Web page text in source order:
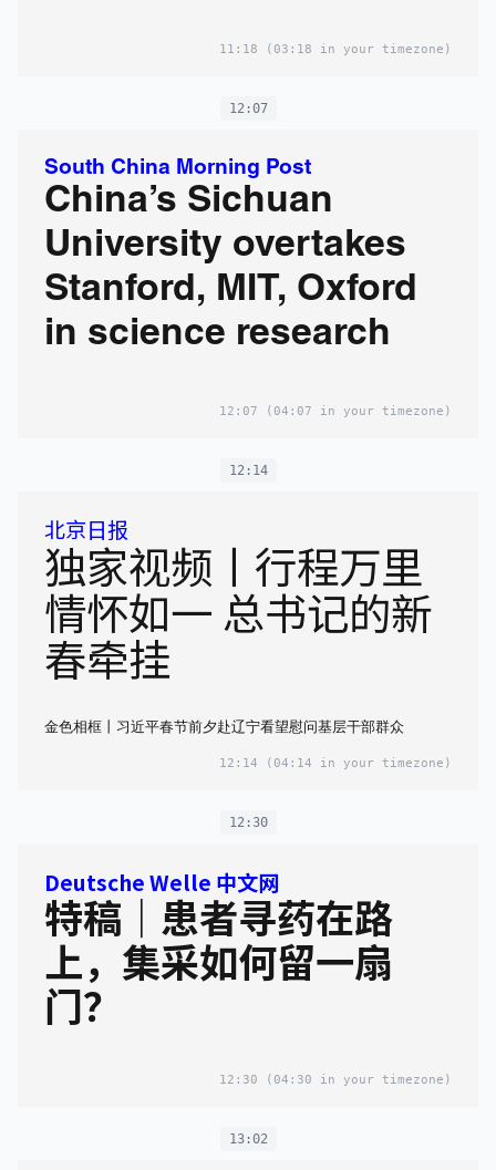
11:18 (03:18 in your timezone)
12:07
South China Morning Post
China’s Sichuan
University overtakes
Stanford, MIT, Oxford
in science research
12:07 (04:07 in your timezone)
12:14
北京日报
独家视频丨行程万里
情怀如一 总书记的新
春牵挂
金色相框丨习近平春节前夕赴辽宁看望慰问基层干部群众
12:14 (04:14 in your timezone)
12:30
Deutsche Welle 中文网
特稿｜患者寻药在路
上，集采如何留一扇
门？
12:30 (04:30 in your timezone)
13:02